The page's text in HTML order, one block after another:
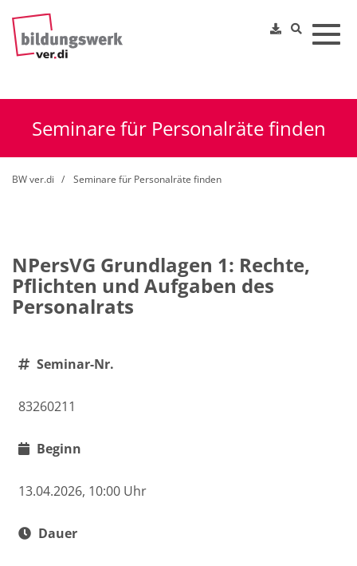
Seminare für Personalräte finden
BW ver.di Seminare für Personalräte finden
NPersVG Grundlagen 1: Rechte,
Pflichten und Aufgaben des
Personalrats
Seminar-Nr.
83260211
Beginn
13.04.2026, 10:00 Uhr
Dauer